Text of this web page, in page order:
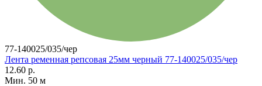
77-140025/035/чер
Лента ременная репсовая 25мм черный 77-140025/035/чер
12.60 р.
Мин. 50 м